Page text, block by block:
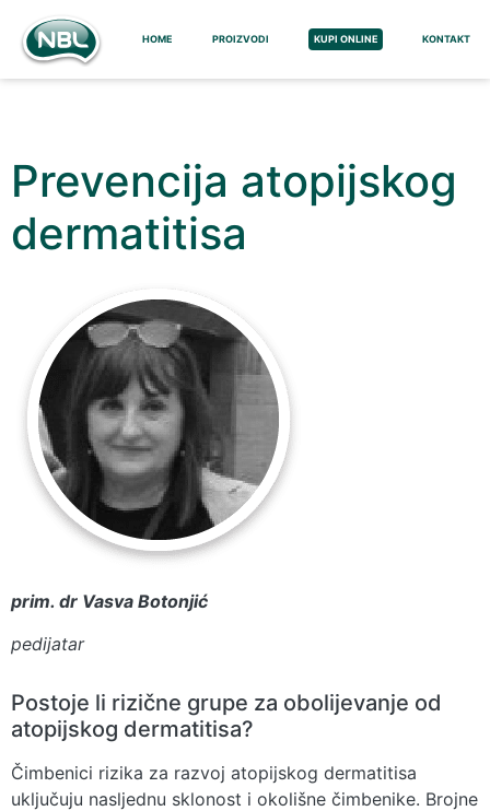
HOME PROIZVODI KUPI ONLINE KONTAKT
Prevencija atopijskog
dermatitisa
prim. dr Vasva Botonjić
pedijatar
Postoje li rizične grupe za obolijevanje od
atopijskog dermatitisa?
Čimbenici rizika za razvoj atopijskog dermatitisa
uključuju nasljednu sklonost i okolišne čimbenike. Brojne